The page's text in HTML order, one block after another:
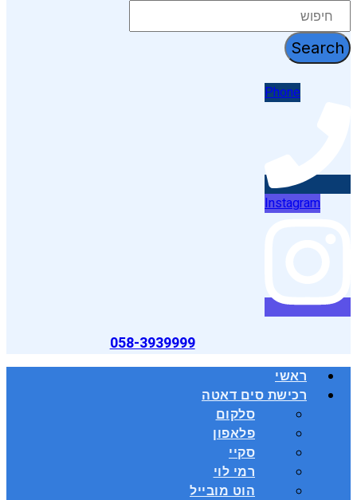
לתוכן
Search
Phone
Instagram
058-3939999
ראשי
רכישת סים דאטה
סלקום
פלאפון
סקיי
רמי לוי
הוט מובייל